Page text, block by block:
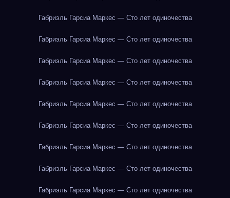
Габриэль Гарсиа Маркес — Сто лет одиночества
Габриэль Гарсиа Маркес — Сто лет одиночества
Габриэль Гарсиа Маркес — Сто лет одиночества
Габриэль Гарсиа Маркес — Сто лет одиночества
Габриэль Гарсиа Маркес — Сто лет одиночества
Габриэль Гарсиа Маркес — Сто лет одиночества
Габриэль Гарсиа Маркес — Сто лет одиночества
Габриэль Гарсиа Маркес — Сто лет одиночества
Габриэль Гарсиа Маркес — Сто лет одиночества